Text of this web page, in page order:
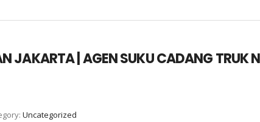
JAKARTA | AGEN SUKU CADANG TRUK
Uncategorized